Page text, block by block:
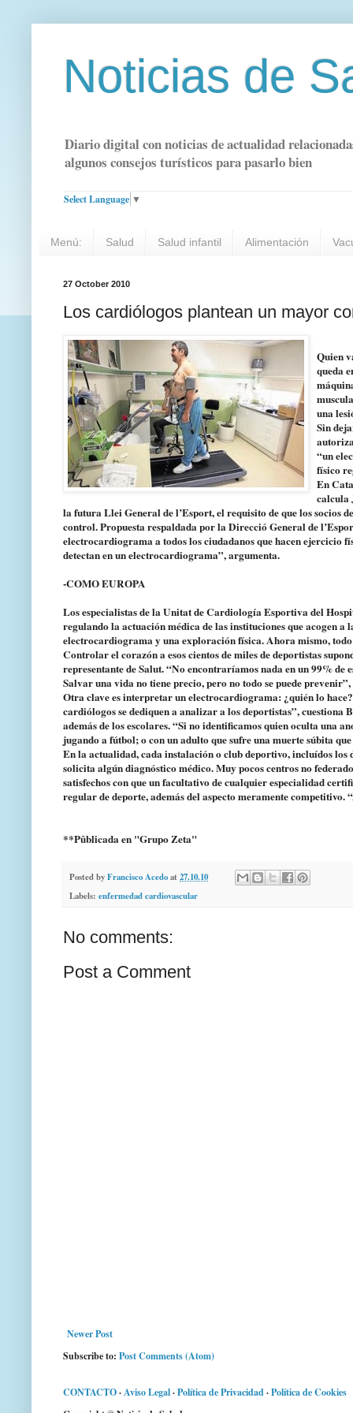
Noticias de
Diario digital con noticias de actualidad
algunos consejos turísticos para pasarlo bien
Select Language ▼
Menú: Salud Salud infantil Alimentación
27 October 2010
Los cardiólogos plantean un mayor
Quien
queda
una
Sin
“un
físico
En
calcula
la futura Llei General de l’Esport, el requisito de que los socios
control. Propuesta respaldada por la Direcció General de
electrocardiograma a todos los ciudadanos que hacen ejercicio
detectan en un electrocardiograma”, argumenta.
-COMO EUROPA
Los especialistas de la Unitat de Cardiología Esportiva del
regulando la actuación médica de las instituciones que acogen
electrocardiograma y una exploración física. Ahora mismo,
Controlar el corazón a esos cientos de miles de deportistas
representante de Salut. “No encontraríamos nada en un 99%
Salvar una vida no tiene precio, pero no todo se puede prevenir”,
Otra clave es interpretar un electrocardiograma: ¿quién lo
cardiólogos se dediquen a analizar a los deportistas”, cuestiona
además de los escolares. “Si no identificamos quien oculta una
jugando a fútbol; o con un adulto que sufre una muerte súbita
En la actualidad, cada instalación o club deportivo, incluídos los
solicita algún diagnóstico médico. Muy pocos centros no
satisfechos con que un facultativo de cualquier especialidad
regular de deporte, además del aspecto meramente
**Pûblicada en "Grupo Zeta"
Posted byFrancisco Acedoat 27.10.10
Labels: enfermedad cardiovascular
No comments:
Post a Comment
Newer Post
Subscribe to: Post Comments (Atom)
CONTACTO·Aviso Legal·Política de Privacidad·Política de Cookies